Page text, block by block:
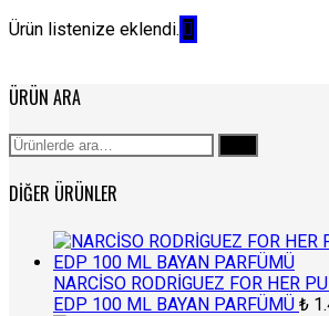
Ürün listenize eklendi.
ÜRÜN ARA
Ara:
DIĞER ÜRÜNLER
NARCİSO RODRİGUEZ FOR HER
EDP 100 ML BAYAN PARFÜMÜ ₺